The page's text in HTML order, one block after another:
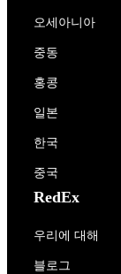
오세아니아
중동
홍콩
일본
한국
중국
RedEx
우리에 대해
블로그